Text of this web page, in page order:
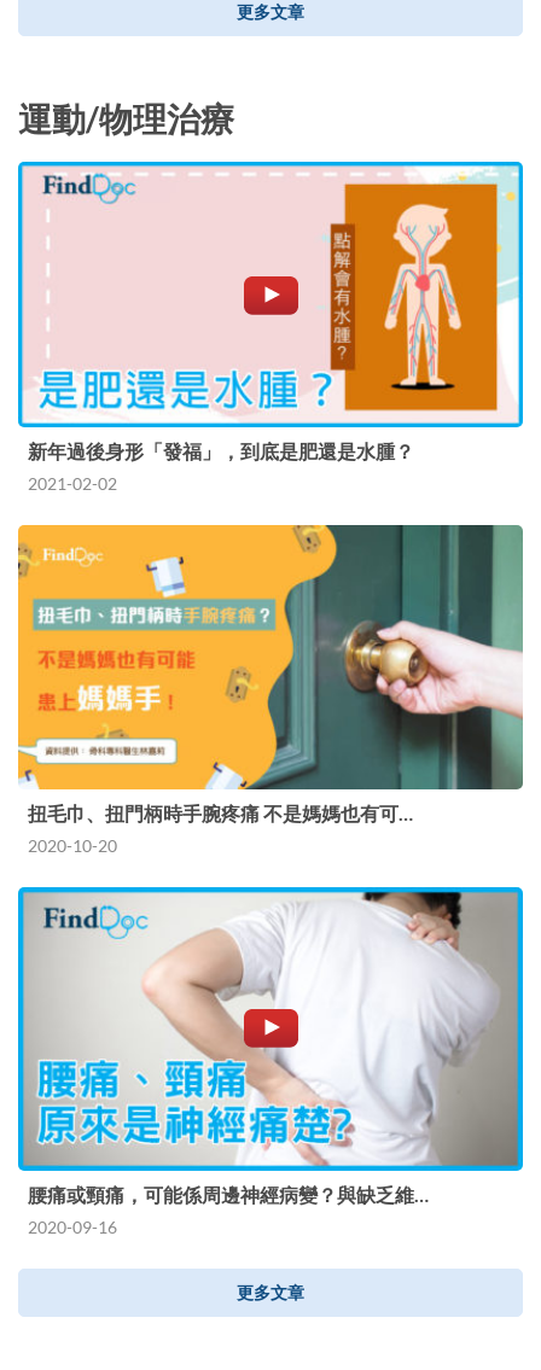
更多文章
運動/物理治療
新年過後身形「發福」，到底是肥還是水腫？
2021-02-02
扭毛巾、扭門柄時手腕疼痛 不是媽媽也有可…
2020-10-20
腰痛或頸痛，可能係周邊神經病變？與缺乏維…
2020-09-16
更多文章